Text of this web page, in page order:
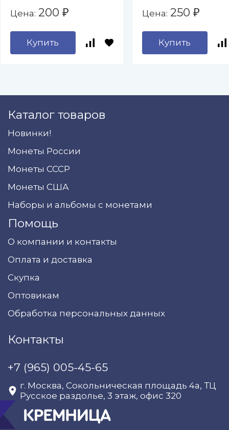
Цена: 200 ₽
Купить
Цена: 250 ₽
Купить
Каталог товаров
Новинки!
Монеты России
Монеты СССР
Монеты США
Наборы и альбомы с монетами
Помощь
О компании и контакты
Оплата и доставка
Скупка
Оптовикам
Обработка персональных данных
Контакты
+7 (965) 005-45-65
г. Москва, Сокольническая площадь 4а, ТЦ
Русское раздолье, 3 этаж, офис 320